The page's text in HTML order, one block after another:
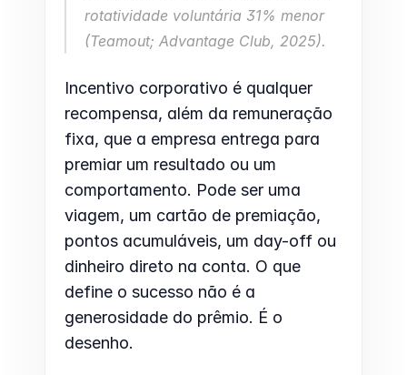
rotatividade voluntária 31% menor
(Teamout; Advantage Club, 2025).
Incentivo corporativo é qualquer
recompensa, além da remuneração
fixa, que a empresa entrega para
premiar um resultado ou um
comportamento. Pode ser uma
viagem, um cartão de premiação,
pontos acumuláveis, um day-off ou
dinheiro direto na conta. O que
define o sucesso não é a
generosidade do prêmio. É o
desenho.